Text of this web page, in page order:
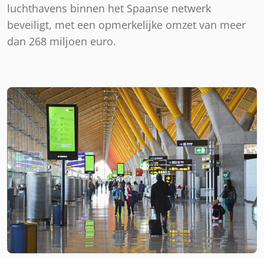
luchthavens binnen het Spaanse netwerk
beveiligt, met een opmerkelijke omzet van meer
dan 268 miljoen euro.